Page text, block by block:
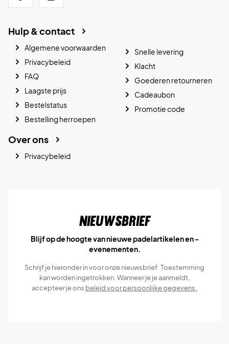
Hulp & contact
Algemene voorwaarden
Privacybeleid
FAQ
Laagste prijs
Bestelstatus
Bestelling herroepen
Snelle levering
Klacht
Goederen retourneren
Cadeaubon
Promotie code
Over ons
Privacybeleid
Nieuwsbrief
Blijf op de hoogte van nieuwe padelartikelen en -
evenementen.
Schrijf je hieronder in voor onze nieuwsbrief. Toestemming
kan worden ingetrokken. Wanneer je je aanmeldt,
accepteer je ons beleid voor persoonlijke gegevens.